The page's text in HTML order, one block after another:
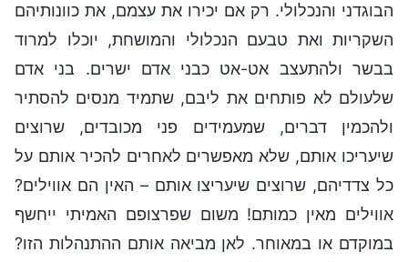
הבוגדני והנכלולי. רק אם יכירו את עצמם, את כוונותיהם
השקריות ואת טבעם הנכלולי והמושחת, יוכלו למרוד
בבשר ולהתעצב אט-אט כבני אדם ישרים. בני אדם
שלעולם לא פותחים את ליבם, שתמיד מנסים להסתיר
ולהכמין דברים, שמעמידים פני מכובדים, שרוצים
שיעריכו אותם, שלא מאפשרים לאחרים להכיר אותם על
כל צדדיהם, שרוצים שיעריצו אותם – האין הם אווילים?
אווילים מאין כמותם! משום שפרצופם האמיתי ייחשף
במוקדם או במאוחר. לאן מביאה אותם ההתנהלות הזו?